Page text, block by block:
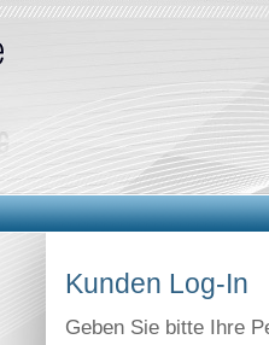
Kunden Log-In
Geben Sie bitte Ihre